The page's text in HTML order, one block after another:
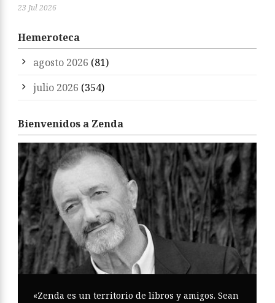
23 Jul 2026
Hemeroteca
agosto 2026 (81)
julio 2026 (354)
Bienvenidos a Zenda
«Zenda es un territorio de libros y amigos. Sean